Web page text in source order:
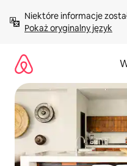
treści Pokaż oryginalny język